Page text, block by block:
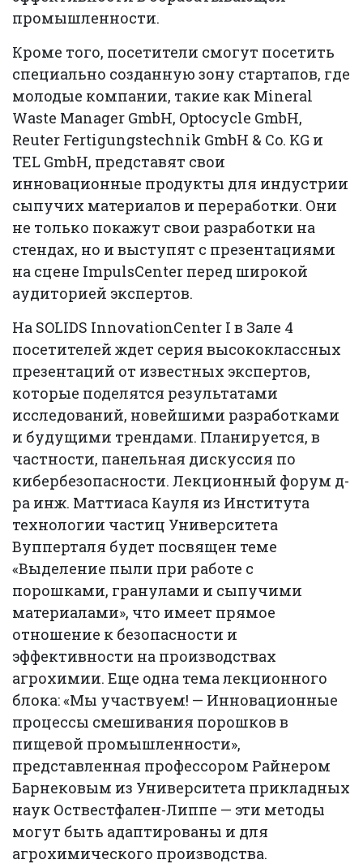
промышленности.
Кроме того, посетители смогут посетить
специально созданную зону стартапов, где
молодые компании, такие как Mineral
Waste Manager GmbH, Optocycle GmbH,
Reuter Fertigungstechnik GmbH & Co. KG и
TEL GmbH, представят свои
инновационные продукты для индустрии
сыпучих материалов и переработки. Они
не только покажут свои разработки на
стендах, но и выступят с презентациями
на сцене ImpulsCenter перед широкой
аудиторией экспертов.
На SOLIDS InnovationCenter I в Зале 4
посетителей ждет серия высококлассных
презентаций от известных экспертов,
которые поделятся результатами
исследований, новейшими разработками
и будущими трендами. Планируется, в
частности, панельная дискуссия по
кибербезопасности. Лекционный форум д-
ра инж. Маттиаса Кауля из Института
технологии частиц Университета
Вупперталя будет посвящен теме
«Выделение пыли при работе с
порошками, гранулами и сыпучими
материалами», что имеет прямое
отношение к безопасности и
эффективности на производствах
агрохимии. Еще одна тема лекционного
блока: «Мы участвуем! — Инновационные
процессы смешивания порошков в
пищевой промышленности»,
представленная профессором Райнером
Барнековым из Университета прикладных
наук Оствестфален-Липпе — эти методы
могут быть адаптированы и для
агрохимического производства.